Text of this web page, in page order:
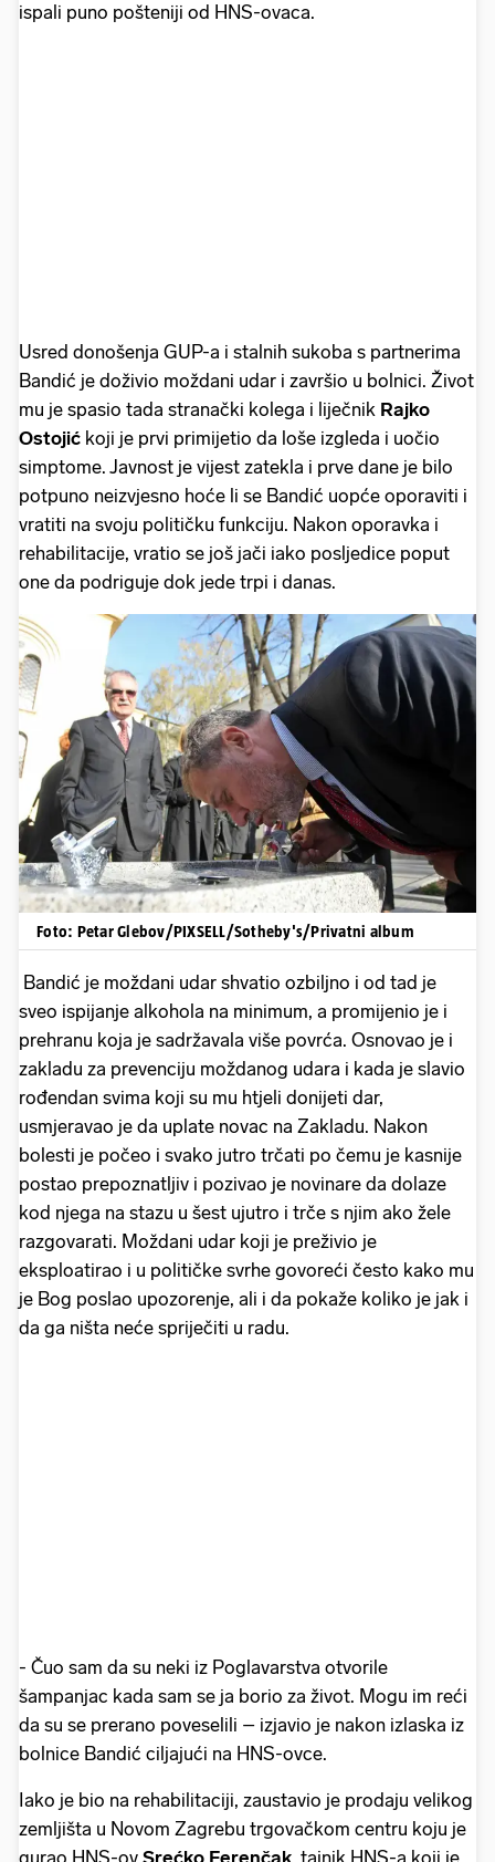
ispali puno pošteniji od HNS-ovaca.
Usred donošenja GUP-a i stalnih sukoba s partnerima
Bandić je doživio moždani udar i završio u bolnici. Život
mu je spasio tada stranački kolega i liječnik Rajko
Ostojić koji je prvi primijetio da loše izgleda i uočio
simptome. Javnost je vijest zatekla i prve dane je bilo
potpuno neizvjesno hoće li se Bandić uopće oporaviti i
vratiti na svoju političku funkciju. Nakon oporavka i
rehabilitacije, vratio se još jači iako posljedice poput
one da podriguje dok jede trpi i danas.
Foto: Petar Glebov/PIXSELL/Sotheby's/Privatni album
Bandić je moždani udar shvatio ozbiljno i od tad je
sveo ispijanje alkohola na minimum, a promijenio je i
prehranu koja je sadržavala više povrća. Osnovao je i
zakladu za prevenciju moždanog udara i kada je slavio
rođendan svima koji su mu htjeli donijeti dar,
usmjeravao je da uplate novac na Zakladu. Nakon
bolesti je počeo i svako jutro trčati po čemu je kasnije
postao prepoznatljiv i pozivao je novinare da dolaze
kod njega na stazu u šest ujutro i trče s njim ako žele
razgovarati. Moždani udar koji je preživio je
eksploatirao i u političke svrhe govoreći često kako mu
je Bog poslao upozorenje, ali i da pokaže koliko je jak i
da ga ništa neće spriječiti u radu.
- Čuo sam da su neki iz Poglavarstva otvorile
šampanjac kada sam se ja borio za život. Mogu im reći
da su se prerano poveselili – izjavio je nakon izlaska iz
bolnice Bandić ciljajući na HNS-ovce.
Iako je bio na rehabilitaciji, zaustavio je prodaju velikog
zemljišta u Novom Zagrebu trgovačkom centru koju je
gurao HNS-ov Srećko Ferenčak , tajnik HNS-a koji je